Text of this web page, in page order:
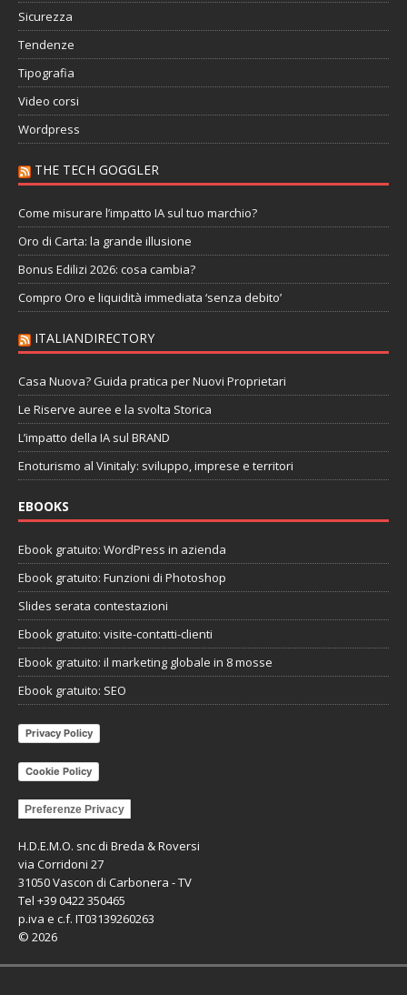
Sicurezza
Tendenze
Tipografia
Video corsi
Wordpress
THE TECH GOGGLER
Come misurare l’impatto IA sul tuo marchio?
Oro di Carta: la grande illusione
Bonus Edilizi 2026: cosa cambia?
Compro Oro e liquidità immediata ‘senza debito’
ITALIANDIRECTORY
Casa Nuova? Guida pratica per Nuovi Proprietari
Le Riserve auree e la svolta Storica
L’impatto della IA sul BRAND
Enoturismo al Vinitaly: sviluppo, imprese e territori
EBOOKS
Ebook gratuito: WordPress in azienda
Ebook gratuito: Funzioni di Photoshop
Slides serata contestazioni
Ebook gratuito: visite-contatti-clienti
Ebook gratuito: il marketing globale in 8 mosse
Ebook gratuito: SEO
Privacy Policy
Cookie Policy
Preferenze Privacy
H.D.E.M.O. snc di Breda & Roversi
via Corridoni 27
31050 Vascon di Carbonera - TV
Tel +39 0422 350465
p.iva e c.f. IT03139260263
© 2026